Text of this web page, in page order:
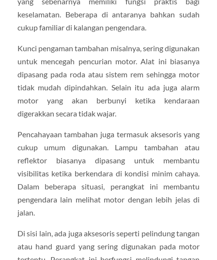
keselamatan. Beberapa di antaranya bahkan sudah
cukup familiar di kalangan pengendara.
Kunci pengaman tambahan misalnya, sering digunakan
untuk mencegah pencurian motor. Alat ini biasanya
dipasang pada roda atau sistem rem sehingga motor
tidak mudah dipindahkan. Selain itu ada juga alarm
motor yang akan berbunyi ketika kendaraan
digerakkan secara tidak wajar.
Pencahayaan tambahan juga termasuk aksesoris yang
cukup umum digunakan. Lampu tambahan atau
reflektor biasanya dipasang untuk membantu
visibilitas ketika berkendara di kondisi minim cahaya.
Dalam beberapa situasi, perangkat ini membantu
pengendara lain melihat motor dengan lebih jelas di
jalan.
Di sisi lain, ada juga aksesoris seperti pelindung tangan
atau hand guard yang sering digunakan pada motor